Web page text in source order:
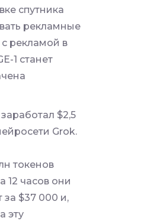
спутника
рекламные
рекламой в
1 станет
$2,5
Grok.
токенов
12 часов они
за $37 000 и,
эту